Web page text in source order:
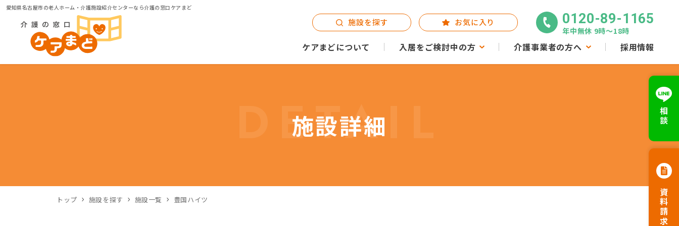
愛知県名古屋市の老人ホーム・介護施設紹介センターなら介護の窓口ケアまど
ケアまどについて 入居をご検討中の方 介護事業者の方へ 採用情報
施設を探す お気に入り 0120-89-1165
年中無休 9時〜18時
相談
資料請求
DETAIL
施設詳細
トップ 施設を探す 施設一覧 豊国ハイツ